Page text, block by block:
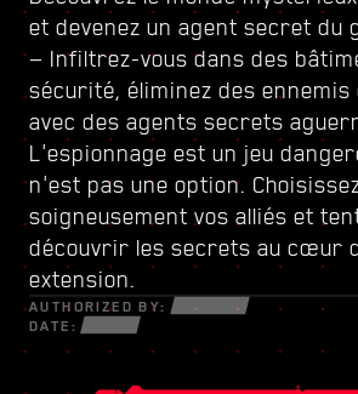
et devenez un agent secret du
— Infiltrez-vous dans des
sécurité, éliminez des ennemis
avec des agents secrets
L'espionnage est un jeu
n'est pas une option.
soigneusement vos alliés et
découvrir les secrets au cœur
extension.
AUTHORIZED BY:
DATE:
parallèle en ruines contrôlée
une milice à la gâchette facile.
délabrées renferment des
opportunités pour ceux qui
se salir les mains. Au sein de
découvrez des contrats sous
des quêtes aux enjeux sans
un nouvel arbre de
vous un style de jeu unique —
toutes les nouvelles armes et le
matériel cybernétique à votre
de survivre dans ce monde
d'escrocs désespérés, de
mystérieux et de mercenaires
n'ayant pour seuls objectifs
pouvoir.